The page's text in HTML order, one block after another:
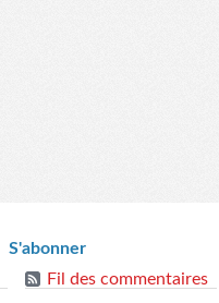
S'abonner
Fil des commentaires